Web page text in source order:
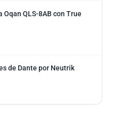
QLS-8AB con True
de Dante por Neutrik